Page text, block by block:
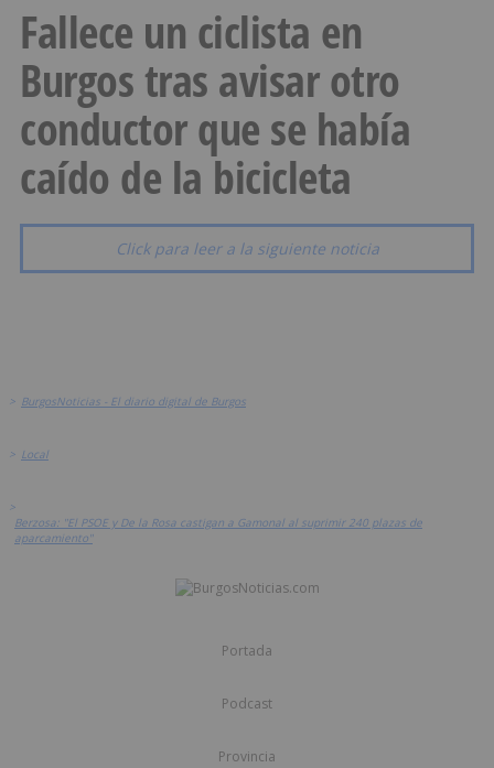
Fallece un ciclista en
Burgos tras avisar otro
conductor que se había
caído de la bicicleta
Click para leer a la siguiente noticia
> BurgosNoticias - El diario digital de Burgos
> Local
>
Berzosa: "El PSOE y De la Rosa castigan a Gamonal al suprimir 240 plazas de
aparcamiento"
Portada
Podcast
Provincia